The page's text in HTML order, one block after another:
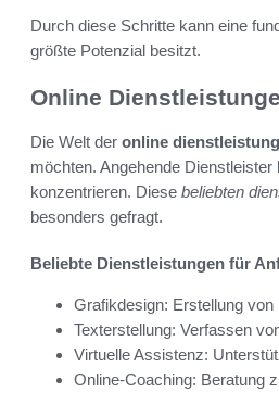
Durch diese Schritte kann eine
größte Potenzial besitzt.
Online
Die Welt der online
möchten. Angehende
konzentrieren. Diese beliebten
besonders gefragt.
Beliebte Dienstleistungen für
Grafikdesign: Erstellung
Texterstellung: Verfassen
Virtuelle Assistenz:
Online-Coaching: Beratung